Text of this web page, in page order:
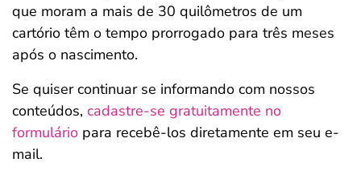
que moram a mais de 30 quilômetros de um
cartório têm o tempo prorrogado para três meses
após o nascimento.
Se quiser continuar se informando com nossos
conteúdos, cadastre-se gratuitamente no
formulário para recebê-los diretamente em seu e-
mail.